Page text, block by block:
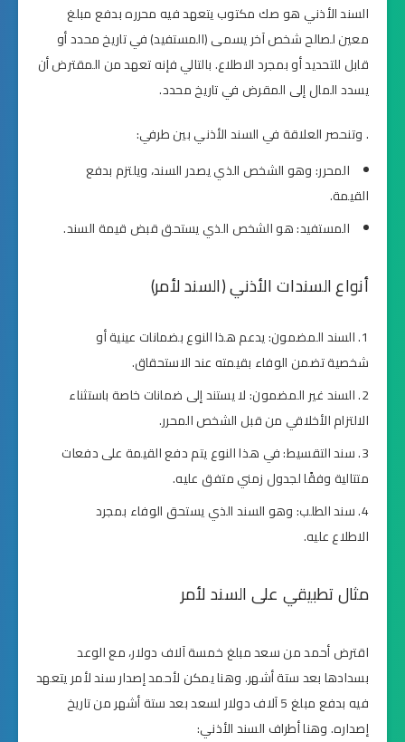
السند الأذني هو صك مكتوب يتعهد فيه محرره بدفع مبلغ
معين لصالح شخص آخر يسمى (المستفيد) في تاريخ محدد أو
قابل للتحديد أو بمجرد الاطلاع. بالتالي فإنه تعهد من المقترض أن
يسدد المال إلى المقرض في تاريخ محدد.
. وتنحصر العلاقة في السند الأذني بين طرفي:
المحرر: وهو الشخص الذي يصدر السند، ويلتزم بدفع
القيمة.
المستفيد: هو الشخص الذي يستحق قبض قيمة السند.
أنواع السندات الأذني (السند لأمر)
السند المضمون: يدعم هذا النوع بضمانات عينية أو
شخصية تضمن الوفاء بقيمته عند الاستحقاق.
السند غير المضمون: لا يستند إلى ضمانات خاصة باستثناء
الالتزام الأخلاقي من قبل الشخص المحرر.
سند التقسيط: في هذا النوع يتم دفع القيمة على دفعات
متتالية وفقًا لجدول زمني متفق عليه.
سند الطلب: وهو السند الذي يستحق الوفاء بمجرد
الاطلاع عليه.
مثال تطبيقي على السند لأمر
اقترض أحمد من سعد مبلغ خمسة آلاف دولار، مع الوعد
بسدادها بعد ستة أشهر. وهنا يمكن لأحمد إصدار سند لأمر يتعهد
فيه بدفع مبلغ 5 آلاف دولار لسعد بعد ستة أشهر من تاريخ
إصداره. وهنا أطراف السند الأذني: